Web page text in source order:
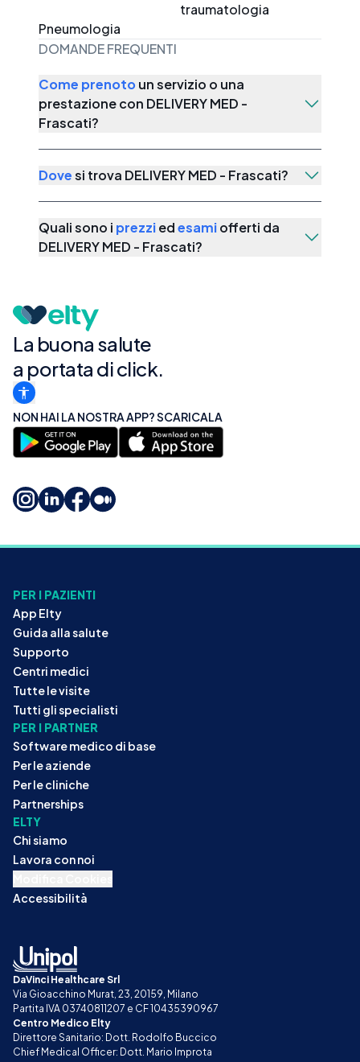
traumatologia
Pneumologia
DOMANDE FREQUENTI
Come prenotoun servizio o una
prestazione con DELIVERY MED -
Frascati?
Dovesi trova DELIVERY MED - Frascati?
Quali sono i prezziedesamiofferti da
DELIVERY MED - Frascati?
La buona salute
a portata di click.
NON HAI LA NOSTRA APP? SCARICALA
PER I PAZIENTI
App Elty
Guida alla salute
Supporto
Centri medici
Tutte le visite
Tutti gli specialisti
PER I PARTNER
Software medico di base
Per le aziende
Per le cliniche
Partnerships
ELTY
Chi siamo
Lavora con noi
Accessibilità
DaVinci Healthcare Srl
Via Gioacchino Murat, 23, 20159, Milano
Partita IVA 03740811207 e CF 10435390967
Centro Medico Elty
Direttore Sanitario: Dott. Rodolfo Buccico
Chief Medical Officer: Dott. Mario Improta